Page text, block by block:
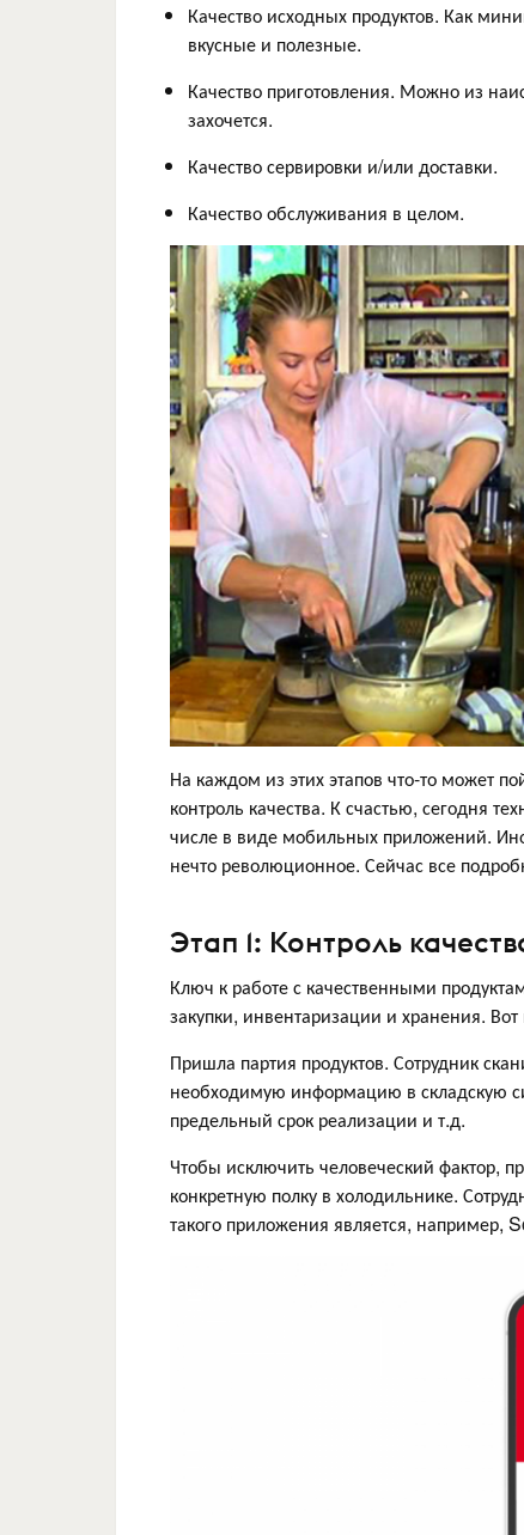
Качество исходных продуктов. Как
вкусные и полезные.
Качество приготовления. Можно из
захочется.
Качество сервировки и/или доставки.
Качество обслуживания в целом.
На каждом из этих этапов что-то может
контроль качества. К счастью, сегодня
числе в виде мобильных приложений.
нечто революционное. Сейчас все
Этап 1: Контроль
Ключ к работе с качественными
закупки, инвентаризации и хранения.
Пришла партия продуктов. Сотрудник
необходимую информацию в складскую
предельный срок реализации и т.д.
Чтобы исключить человеческий фактор,
конкретную полку в холодильнике.
такого приложения является, например,